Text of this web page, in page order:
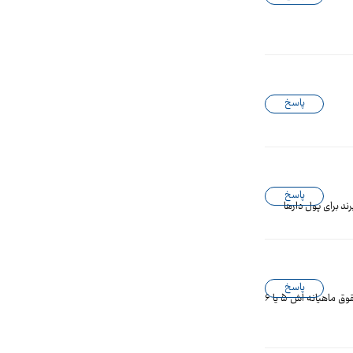
پاسخ
پاسخ
اخه کسی که توی خونه کلنگی نیاز به تعمیر میشینه یا کسی که برای تعمیر خونه وام بخواد میتونه ۱۱ میلیون ماهیانه قسط بده یا حتی همون ۴ میلیون وقتی حقوق ماهیانه اش ۵ یا ۶
پاسخ